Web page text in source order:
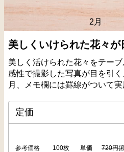
3月
美しくいけられた花々
美しく活けられた花々をテー
感性で撮影した写真が目を引
月、メモ欄には罫線がついて実
定価
参考価格
100枚 単価 720円(